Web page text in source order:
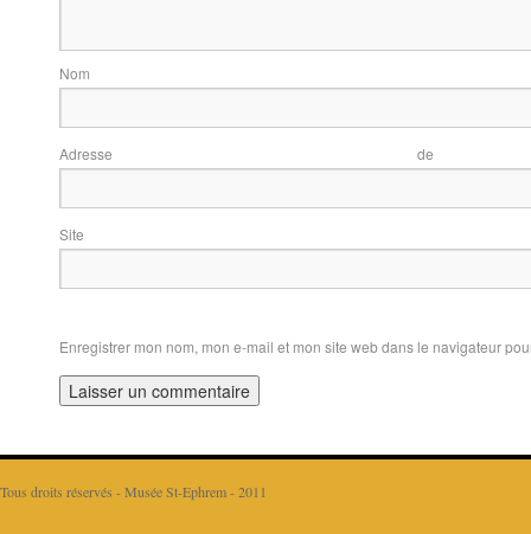
Adresse
Enregistrer mon nom, mon e-mail et mon site web dans le navigateur
Tous droits réservés - Musée St-Ephrem - 2011